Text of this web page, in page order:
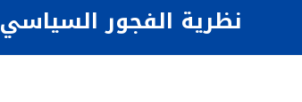
نظرية الفجور السياسي